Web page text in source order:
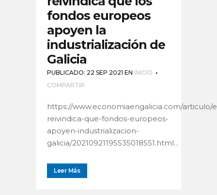
fondos europeos
apoyen la
industrialización de
Galicia
PUBLICADO: 22 SEP 2021 EN INICIO
COMPARTIR
https://www.economiaengalicia.com/articulo/
reivindica-que-fondos-europeos-
apoyen-industrializacion-
galicia/20210921195535018551.html...
Leer Más